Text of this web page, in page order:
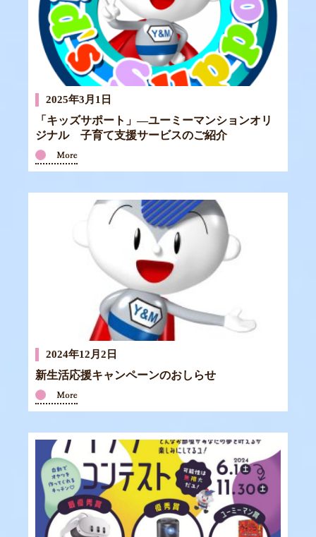
2025年3月1日
「キッズサポート」―ユーミーマンションオリ
ジナル 子育て支援サービスのご紹介
2024年12月2日
新生活応援キャンペーンのおしらせ